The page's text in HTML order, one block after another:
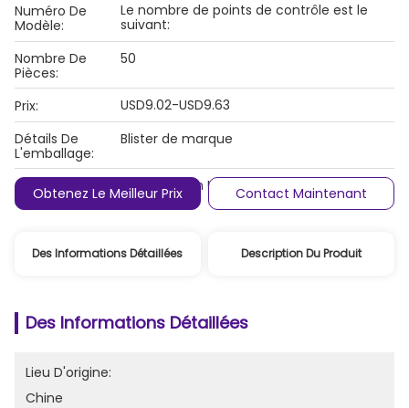
Numéro De
Modèle:
Le nombre de points de contrôle est le
suivant:
Nombre De
Pièces:
50
Prix:
USD9.02-USD9.63
Détails De
L'emballage:
Blister de marque
Conditions De
Paiement:
T/T, Western Union, Monégramme
Obtenez Le Meilleur Prix Contact Maintenant
Des Informations Détaillées Description Du Produit
Des Informations Détaillées
Lieu D'origine:
Chine